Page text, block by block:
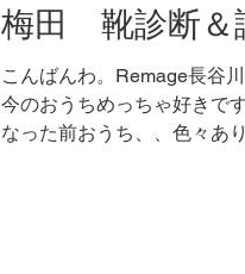
梅田 靴診断＆
こんばんわ。Remage長谷
今のおうちめっちゃ好きで
なった前おうち、、色々あ